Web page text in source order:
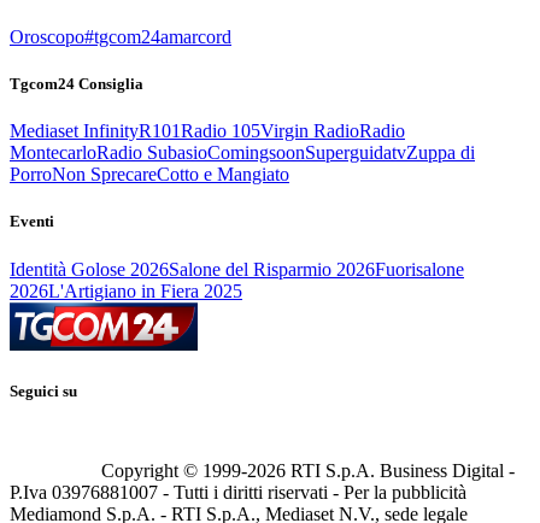
Oroscopo#tgcom24amarcord
Tgcom24 Consiglia
Mediaset InfinityR101Radio 105Virgin RadioRadio
MontecarloRadio SubasioComingsoonSuperguidatvZuppa di
PorroNon SprecareCotto e Mangiato
Eventi
Identità Golose 2026Salone del Risparmio 2026Fuorisalone
2026L'Artigiano in Fiera 2025
Seguici su
Copyright © 1999-2026 RTI S.p.A. Business Digital -
P.Iva 03976881007 - Tutti i diritti riservati - Per la pubblicità
Mediamond S.p.A. - RTI S.p.A., Mediaset N.V., sede legale